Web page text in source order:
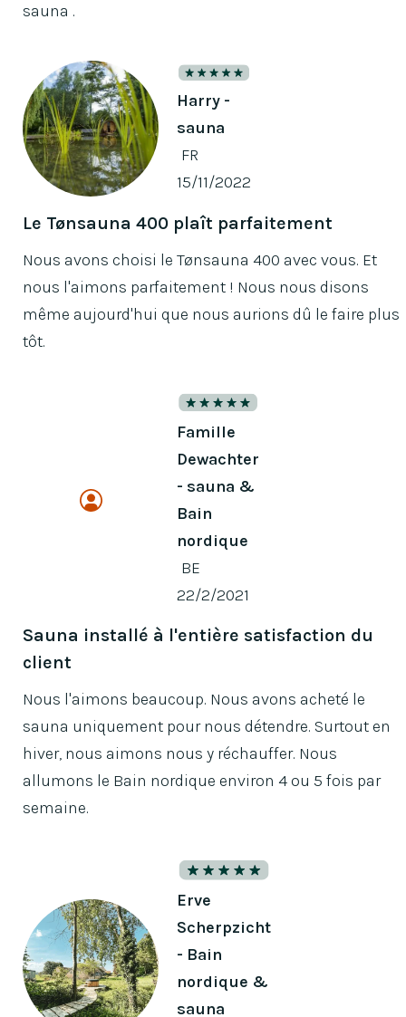
sauna .
Harry -
sauna
FR
15/11/2022
Le Tønsauna 400 plaît parfaitement
Nous avons choisi le Tønsauna 400 avec vous. Et
nous l'aimons parfaitement ! Nous nous disons
même aujourd'hui que nous aurions dû le faire plus
tôt.
Famille
Dewachter
- sauna &
Bain
nordique
BE
22/2/2021
Sauna installé à l'entière satisfaction du
client
Nous l'aimons beaucoup. Nous avons acheté le
sauna uniquement pour nous détendre. Surtout en
hiver, nous aimons nous y réchauffer. Nous
allumons le Bain nordique environ 4 ou 5 fois par
semaine.
Erve
Scherpzicht
- Bain
nordique &
sauna